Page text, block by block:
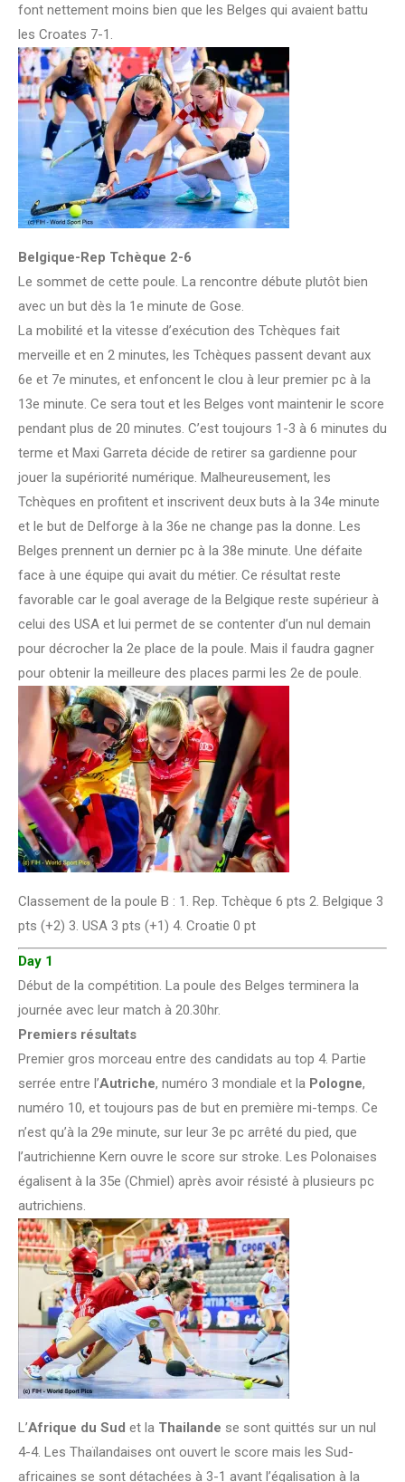
font nettement moins bien que les Belges qui avaient battu
les Croates 7-1.
Belgique-Rep Tchèque 2-6
Le sommet de cette poule. La rencontre débute plutôt bien
avec un but dès la 1e minute de Gose.
La mobilité et la vitesse d’exécution des Tchèques fait
merveille et en 2 minutes, les Tchèques passent devant aux
6e et 7e minutes, et enfoncent le clou à leur premier pc à la
13e minute. Ce sera tout et les Belges vont maintenir le score
pendant plus de 20 minutes. C’est toujours 1-3 à 6 minutes du
terme et Maxi Garreta décide de retirer sa gardienne pour
jouer la supériorité numérique. Malheureusement, les
Tchèques en profitent et inscrivent deux buts à la 34e minute
et le but de Delforge à la 36e ne change pas la donne. Les
Belges prennent un dernier pc à la 38e minute. Une défaite
face à une équipe qui avait du métier. Ce résultat reste
favorable car le goal average de la Belgique reste supérieur à
celui des USA et lui permet de se contenter d’un nul demain
pour décrocher la 2e place de la poule. Mais il faudra gagner
pour obtenir la meilleure des places parmi les 2e de poule.
Classement de la poule B : 1. Rep. Tchèque 6 pts 2. Belgique 3
pts (+2) 3. USA 3 pts (+1) 4. Croatie 0 pt
Day 1
Début de la compétition. La poule des Belges terminera la
journée avec leur match à 20.30hr.
Premiers résultats
Premier gros morceau entre des candidats au top 4. Partie
serrée entre l’Autriche, numéro 3 mondiale et la Pologne,
numéro 10, et toujours pas de but en première mi-temps. Ce
n’est qu’à la 29e minute, sur leur 3e pc arrêté du pied, que
l’autrichienne Kern ouvre le score sur stroke. Les Polonaises
égalisent à la 35e (Chmiel) après avoir résisté à plusieurs pc
autrichiens.
L’Afrique du Sud et la Thailande se sont quittés sur un nul
4-4. Les Thaïlandaises ont ouvert le score mais les Sud-
africaines se sont détachées à 3-1 avant l’égalisation à la